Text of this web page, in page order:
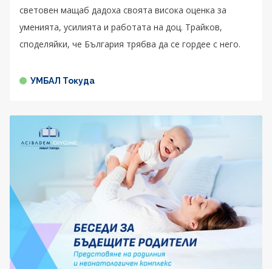
световен мащаб дадоха своята висока оценка за
уменията, усилията и работата на доц. Трайков,
споделяйки, че България трябва да се гордее с него.
УМБАЛ Токуда